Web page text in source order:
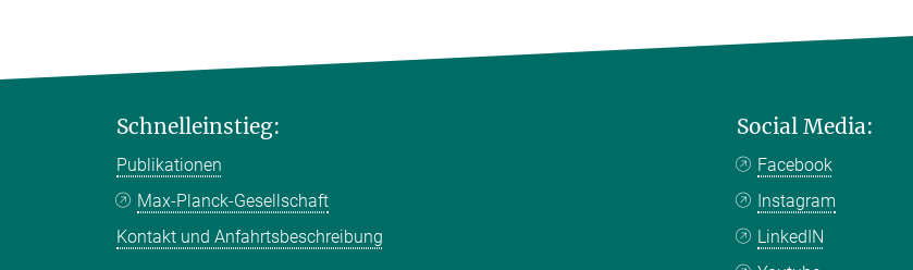
Schnelleinstieg:
Publikationen
Max-Planck-Gesellschaft
Kontakt und Anfahrtsbeschreibung
Social Media:
Facebook
Instagram
LinkedIN